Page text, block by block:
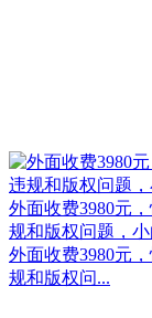
外面收费3980元
规和版权问题，
外面收费3980元
规和版权问...